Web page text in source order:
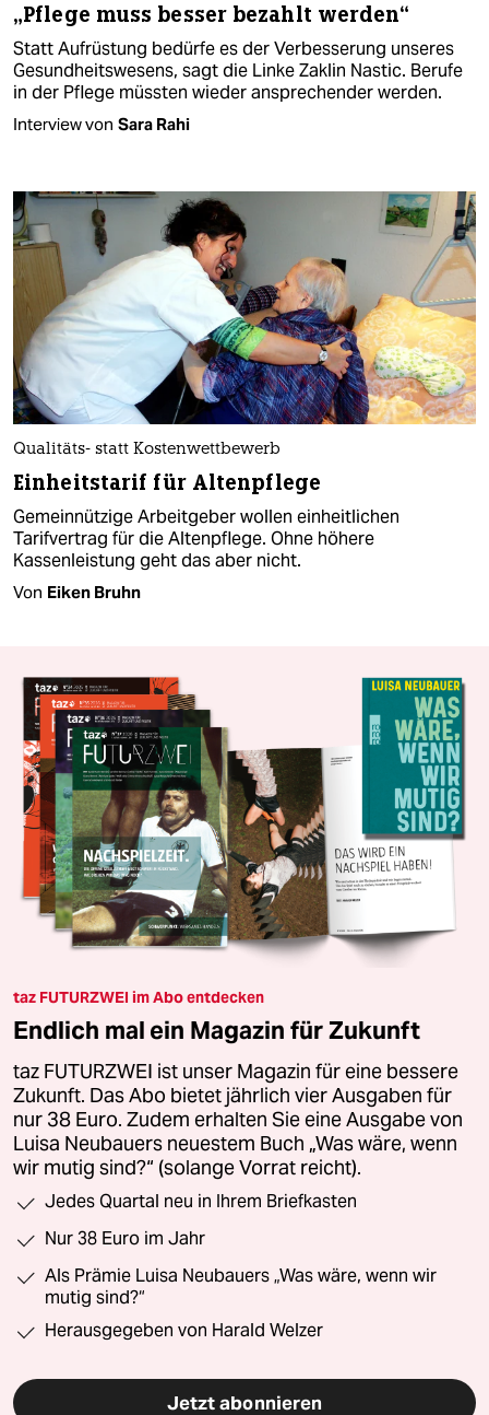
„Pflege muss besser bezahlt werden“
Statt Aufrüstung bedürfe es der Verbesserung unseres
Gesundheitswesens, sagt die Linke Zaklin Nastic. Berufe
in der Pflege müssten wieder ansprechender werden.
Interview von Sara Rahi
Qualitäts- statt Kostenwettbewerb
Einheitstarif für Altenpflege
Gemeinnützige Arbeitgeber wollen einheitlichen
Tarifvertrag für die Altenpflege. Ohne höhere
Kassenleistung geht das aber nicht.
Von Eiken Bruhn
taz FUTURZWEI im Abo entdecken
Endlich mal ein Magazin für Zukunft
taz FUTURZWEI ist unser Magazin für eine bessere
Zukunft. Das Abo bietet jährlich vier Ausgaben für
nur 38 Euro. Zudem erhalten Sie eine Ausgabe von
Luisa Neubauers neuestem Buch „Was wäre, wenn
wir mutig sind?“ (solange Vorrat reicht).
Jedes Quartal neu in Ihrem Briefkasten
Nur 38 Euro im Jahr
Als Prämie Luisa Neubauers „Was wäre, wenn wir
mutig sind?“
Herausgegeben von Harald Welzer
Jetzt abonnieren